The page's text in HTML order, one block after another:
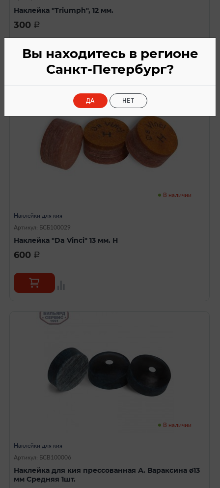
Наклейка "Triumph", 12 мм.
300 a
В наличии
Наклейки для кия
Артикул: БСБ100029
Наклейка "Da Vinci" 13 мм. Н
600 a
В наличии
Наклейки для кия
Артикул: БСВ100006
Наклейка для кия прессованная А. Вараксина ø13
мм Средняя 1шт.
Вы находитесь в регионе
Санкт-Петербург?
ДА НЕТ